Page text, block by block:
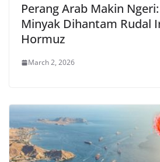
Perang Arab Makin
Minyak Dihantam Rudal
Hormuz
March 2, 2026